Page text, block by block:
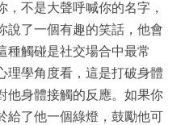
不是大聲呼喊你的名字，
說了一個有趣的笑話，他會
種觸碰是社交場合中最常
理學角度看，這是打破身體
他身體接觸的反應。如果你
給了他一個綠燈，鼓勵他可